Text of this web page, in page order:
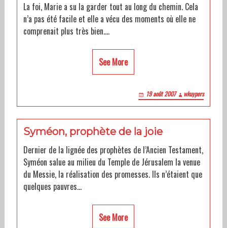
La foi, Marie a su la garder tout au long du chemin. Cela
n’a pas été facile et elle a vécu des moments où elle ne
comprenait plus très bien.…
See More
19 août 2007 wkuypers
Syméon, prophète de la joie
Dernier de la lignée des prophètes de l’Ancien Testament,
Syméon salue au milieu du Temple de Jérusalem la venue
du Messie, la réalisation des promesses. Ils n’étaient que
quelques pauvres…
See More